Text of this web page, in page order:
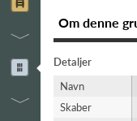
Om denne
Detaljer
Navn
Skaber